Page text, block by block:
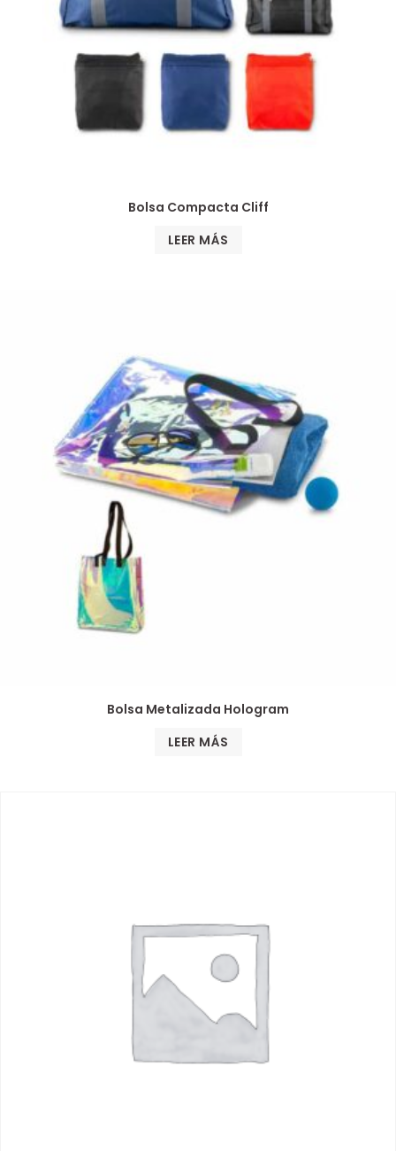
Bolsa Compacta Cliff
LEER MÁS
Bolsa Metalizada Hologram
LEER MÁS